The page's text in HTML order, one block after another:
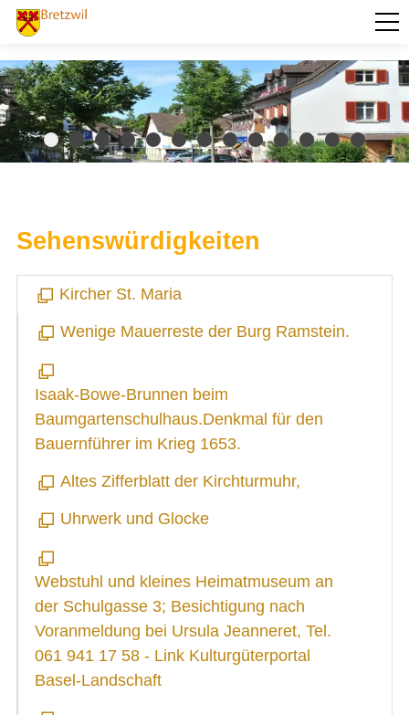
PORTRÄT
Fotogalerie
Geschichte
Ortsplan
Sehenswert
AKTUELLES
BILDUNG
KULTUR UND FREIZEIT
SOZIALES / GESUNDHEIT
SICHERHEIT
ENTSORGUNG UND UMWELT
FINANZEN
IMMOBILIENANGEBOTE
GEWERBE
STICHWORTVERZEICHNIS
GÄSTEBUCH
Sehenswürdigkeiten
Kircher St. Maria
Wenige Mauerreste der Burg Ramstein.
Isaak-Bowe-Brunnen beim
Baumgartenschulhaus.Denkmal für den
Bauernführer im Krieg 1653.
Altes Zifferblatt der Kirchturmuhr,
Uhrwerk und Glocke
Webstuhl und kleines Heimatmuseum an
der Schulgasse 3; Besichtigung nach
Voranmeldung bei Ursula Jeanneret, Tel.
061 941 17 58 - Link Kulturgüterportal
Basel-Landschaft